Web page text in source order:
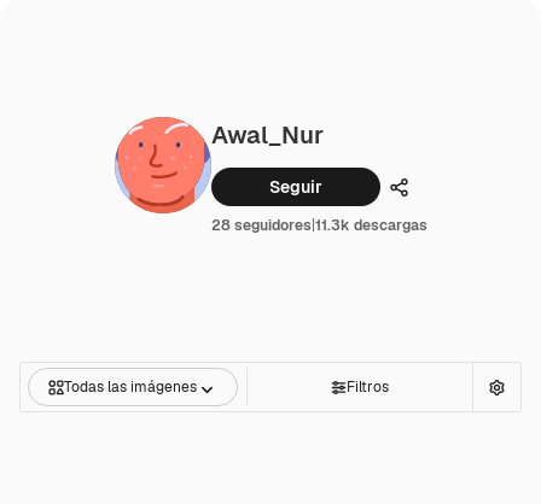
Awal_Nur
Seguir Compartir
28 seguidores|11.3k descargas
Todas las imágenes Filtros